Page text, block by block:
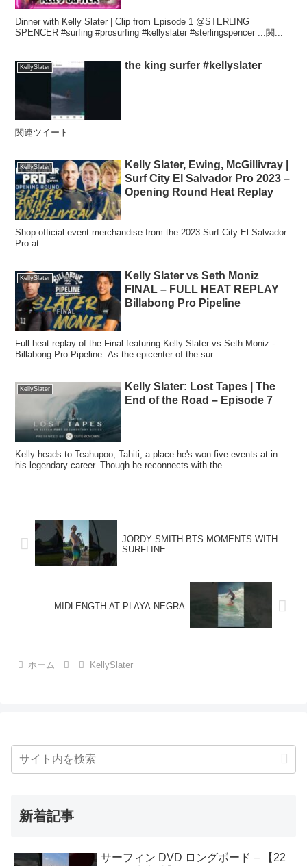
Dinner with Kelly Slater | Clip from Episode 1 @STERLING
SPENCER #surfing #prosurfing #kellyslater #sterlingspencer ...関...
KellySlater the king surfer #kellyslater
関連ツイート
KellySlater
Kelly Slater, Ewing, McGillivray |
Surf City El Salvador Pro 2023 –
Opening Round Heat Replay
Shop official event merchandise from the 2023 Surf City El Salvador
Pro at:
KellySlater
Kelly Slater vs Seth Moniz
FINAL – FULL HEAT REPLAY
Billabong Pro Pipeline
Full heat replay of the Final featuring Kelly Slater vs Seth Moniz -
Billabong Pro Pipeline. As the epicenter of the sur...
KellySlater
Kelly Slater: Lost Tapes | The
End of the Road – Episode 7
Kelly heads to Teahupoo, Tahiti, a place he's won five events at in
his legendary career. Though he reconnects with the ...
JORDY SMITH BTS MOMENTS WITH
SURFLINE
MIDLENGTH AT PLAYA NEGRA
ホーム KellySlater
新着記事
サーフィン DVD ロングボード – 【22